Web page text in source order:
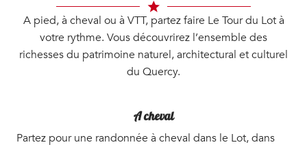
A pied, à cheval ou à VTT, partez faire Le Tour du Lot à
votre rythme. Vous découvrirez l’ensemble des
richesses du patrimoine naturel, architectural et culturel
du Quercy.
A cheval
Partez pour une randonnée à cheval dans le Lot, dans